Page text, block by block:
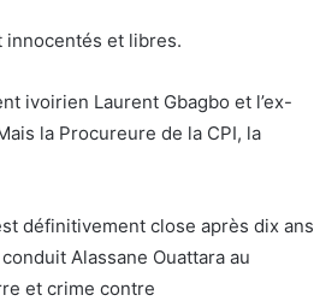
innocentés et libres.
ivoirien Laurent Gbagbo et l’ex-
la Procureure de la CPI, la
définitivement close après dix ans
Alassane Ouattara au
et crime contre